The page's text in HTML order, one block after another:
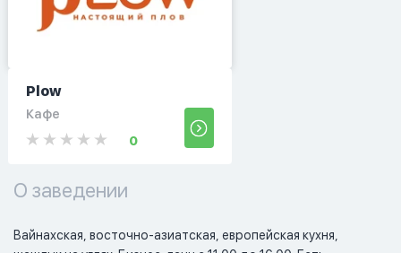
Plow
Кафе
0
О заведении
Вайнахская, восточно-азиатская, европейская кухня,